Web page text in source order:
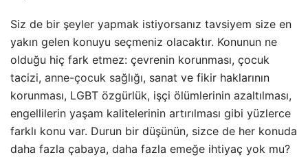
Siz de bir şeyler yapmak istiyorsanız tavsiyem size en
yakın gelen konuyu seçmeniz olacaktır. Konunun ne
olduğu hiç fark etmez: çevrenin korunması, çocuk
tacizi, anne-çocuk sağlığı, sanat ve fikir haklarının
korunması, LGBT özgürlük, işçi ölümlerinin azaltılması,
engellilerin yaşam kalitelerinin artırılması gibi yüzlerce
farklı konu var. Durun bir düşünün, sizce de her konuda
daha fazla çabaya, daha fazla emeğe ihtiyaç yok mu?